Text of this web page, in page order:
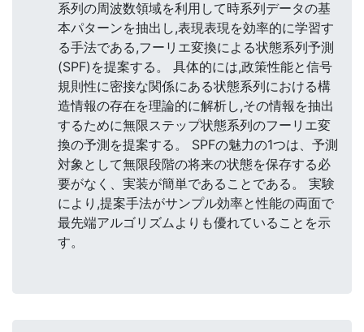
系列の周波数領域を利用して時系列データの基
本パターンを抽出し,表現表現を効率的に学習す
る手法である,フーリエ変換による状態系列予測
(SPF)を提案する。 具体的には,政策性能と信号
規則性に密接な関係にある状態系列における構
造情報の存在を理論的に解析し,その情報を抽出
するために無限ステップ状態系列のフーリエ変
換の予測を提案する。 SPFの魅力の1つは、予測
対象として無限段階の将来の状態を保存する必
要がなく、実装が簡単であることである。 実験
により,提案手法がサンプル効率と性能の両面で
最先端アルゴリズムよりも優れていることを示
す。